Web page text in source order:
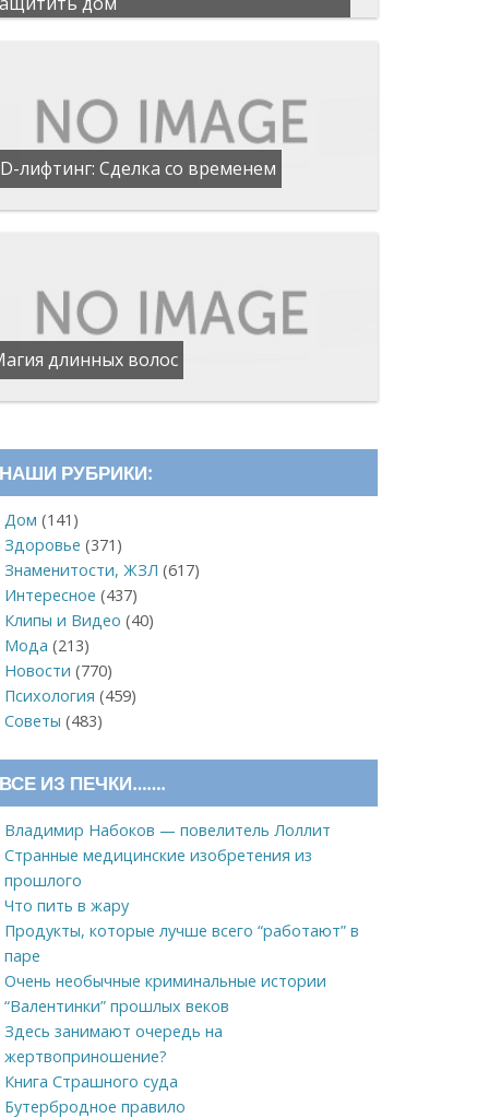
лифтинг: Сделка со временем
длинных волос
НАШИ РУБРИКИ:
Дом (141)
Здоровье (371)
Знаменитости, ЖЗЛ (617)
Интересное (437)
Клипы и Видео (40)
Мода (213)
Новости (770)
Психология (459)
Советы (483)
ВСЕ ИЗ ПЕЧКИ…….
Владимир Набоков — повелитель Лоллит
Странные медицинские изобретения из
прошлого
Что пить в жару
Продукты, которые лучше всего “работают” в
паре
Очень необычные криминальные истории
“Валентинки” прошлых веков
Здесь занимают очередь на
жертвоприношение?
Книга Страшного суда
Бутербродное правило